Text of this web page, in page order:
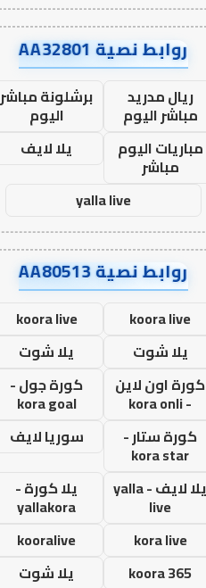
روابط نصية AA32801
ريال مدريد
مباشر اليوم
برشلونة مباشر
اليوم
مباريات اليوم
مباشر
يلا لايف
yalla live
روابط نصية AA80513
koora live
koora live
يلا شوت
يلا شوت
كورة اون لاين
- kora onli
كورة جول -
kora goal
كورة ستار -
kora star
سوريا لايف
يلا لايف - yalla
live
يلا كورة -
yallakora
kora live
kooralive
koora 365
يلا شوت